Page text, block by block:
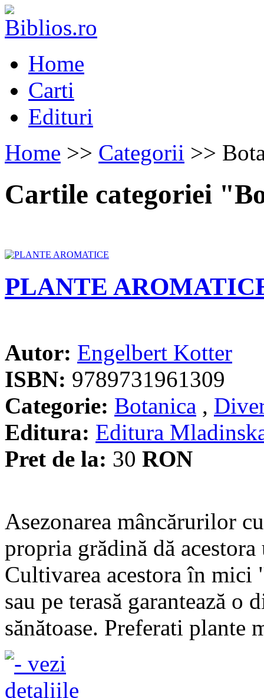
Home
Carti
Edituri
Home >> Categorii >>
Cartile categoriei
PLANTE
Autor: Engelbert Kotter
ISBN: 9789731961309
Categorie: Botanica ,
Editura: Editura
Pret de la: 30 RON
Asezonarea mâncărurilor
propria grădină dă
Cultivarea acestora în
sau pe terasă garantează o
sănătoase. Preferati plante